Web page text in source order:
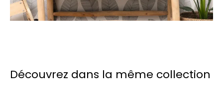
Découvrez dans la même collection